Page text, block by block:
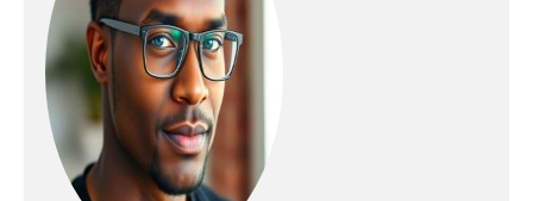
referme le portail en
appuyant sur la